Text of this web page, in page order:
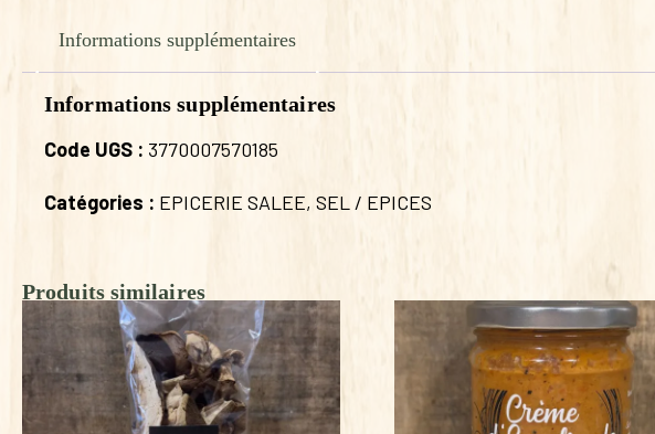
Informations supplémentaires
Informations supplémentaires
Code UGS : 3770007570185
Catégories : EPICERIE SALEE, SEL / EPICES
Produits similaires